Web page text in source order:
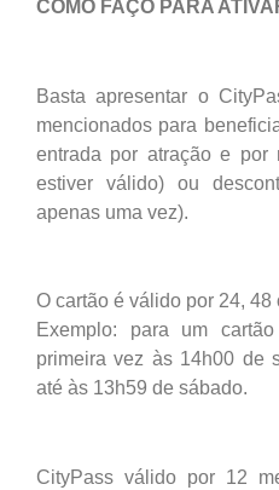
COMO FAÇO PARA
Basta apresentar o
mencionados para
entrada por atração e por
estiver válido) ou
apenas uma vez).
O cartão é válido por 24,
Exemplo: para um
primeira vez às 14h00 de
até às 13h59 de sábado.
CityPass válido por 12